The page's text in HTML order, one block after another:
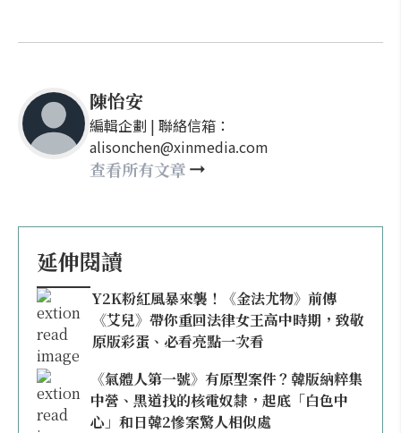
陳怡安
編輯企劃 | 聯絡信箱：
alisonchen@xinmedia.com
查看所有文章
延伸閱讀
Y2K粉紅風暴來襲！《金法尤物》前傳
《艾兒》帶你重回法律女王高中時期，致敬
原版彩蛋、必看亮點一次看
《氣體人第一號》有原型案件？韓版納粹集
中營、黑道找的核電奴隸，起底「白色中
心」和日韓2慘案驚人相似處